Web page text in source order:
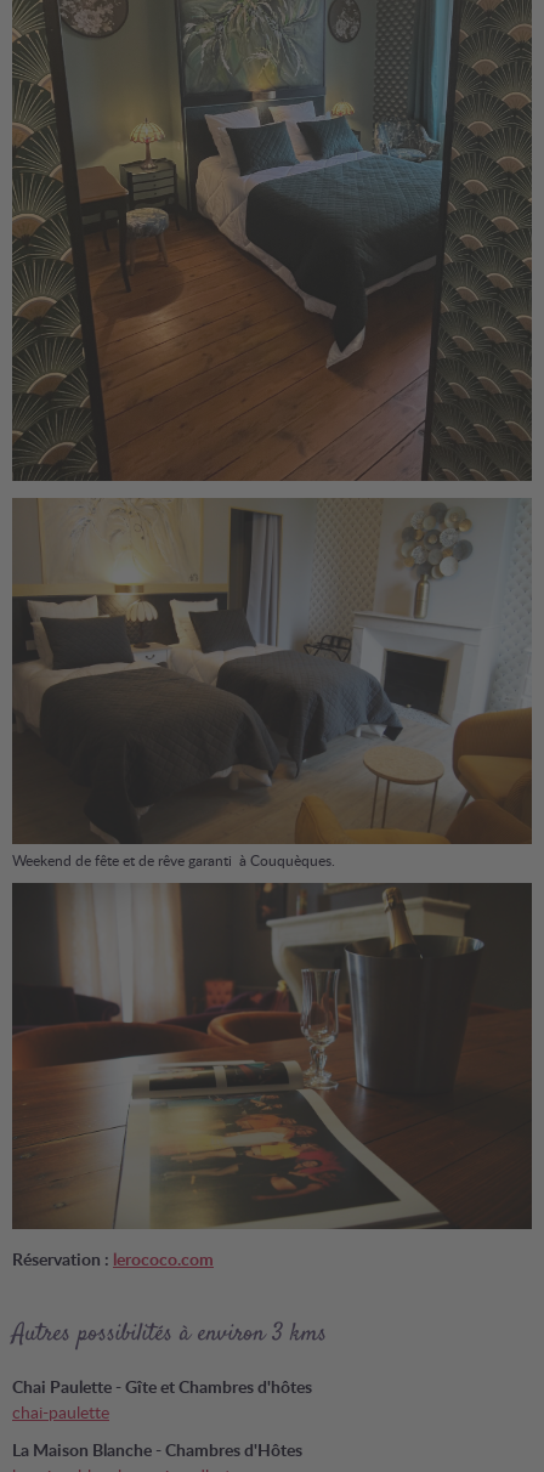
Weekend de fête et de rêve garanti à Couquèques.
Réservation : lerococo.com
Autres possibilités à environ 3 kms
Chai Paulette - Gîte et Chambres d'hôtes
chai-paulette
La Maison Blanche - Chambres d'Hôtes